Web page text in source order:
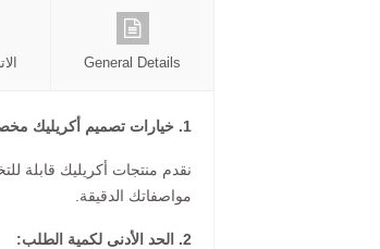
General Details
1. خيارات تصميم أكريليك مخصصة:
نقدم منتجات أكريليك قابلة
مواصفاتك الدقيقة.
2. الحد الأدنى لكمية الطلب: